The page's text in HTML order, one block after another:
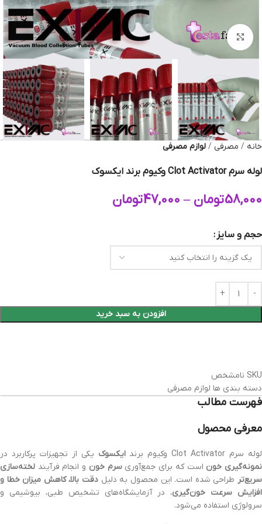
بزرگنمایی تصویر
خانه مصرفی لوازم مصرفی
لوله سرم Clot Activator وکیوم برند ایکسوک
58,000تومان –
47,000تومان
حجم و سایز
افزودن به سبد خرید
SKU نامشخص
دسته بندی ها لوازم مصرفی
فهرست مطالب
معرفی محصول
لوله سرم Clot Activator وکیوم برند ایکسوک یکی از تجهیزات پرکاربرد در
نمونه‌گیری خون است که برای جمع‌آوریسرم خون و انجام فرآیند لخته‌سازی
سریع‌ترطراحی شده است. این محصول به دلیل دقت بالا، کاهش میزان خطا و
افزایش سرعت خون‌گیری، در آزمایشگاه‌های تشخیص طبی، بیوشیمی و
سرولوژی استفاده می‌شود.